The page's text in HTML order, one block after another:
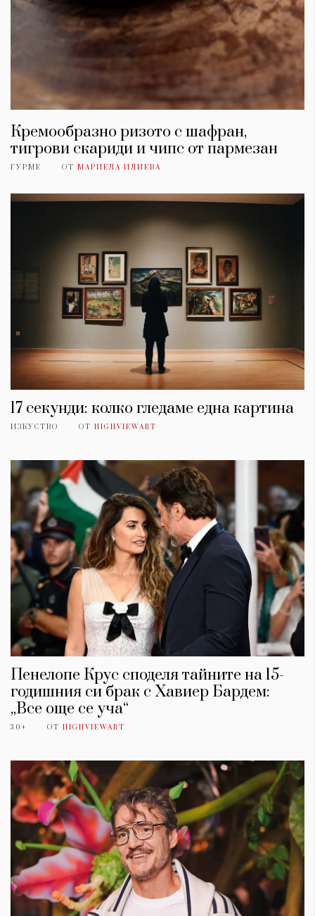
Кремообразно ризото с шафран,
тигрови скариди и чипс от пармезан
ГУРМЕ ОТ МАРИЕЛА ИЛИЕВА
17 секунди: колко гледаме една картина
ИЗКУСТВО ОТ HIGHVIEWART
Пенелопе Крус споделя тайните на 15-
годишния си брак с Хавиер Бардем:
„Все още се уча“
30+ ОТ HIGHVIEWART